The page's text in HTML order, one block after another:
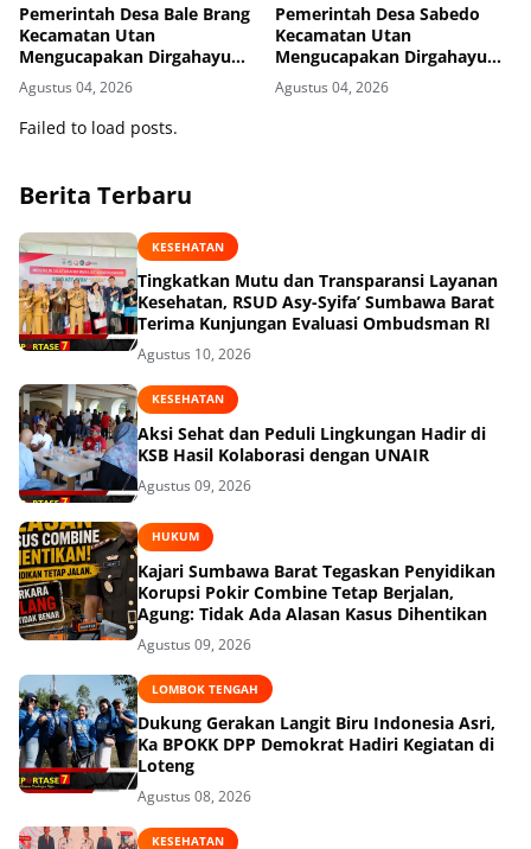
Pemerintah Desa Bale Brang
Kecamatan Utan
Mengucapakan Dirgahayu
Republik Indonesia ke-81
Agustus 04, 2026
Pemerintah Desa Sabedo
Kecamatan Utan
Mengucapakan Dirgahayu
Republik Indonesia ke-81
Agustus 04, 2026
Failed to load posts.
Berita Terbaru
KESEHATAN
Tingkatkan Mutu dan Transparansi Layanan
Kesehatan, RSUD Asy-Syifa’ Sumbawa Barat
Terima Kunjungan Evaluasi Ombudsman RI
Agustus 10, 2026
KESEHATAN
Aksi Sehat dan Peduli Lingkungan Hadir di
KSB Hasil Kolaborasi dengan UNAIR
Agustus 09, 2026
HUKUM
Kajari Sumbawa Barat Tegaskan Penyidikan
Korupsi Pokir Combine Tetap Berjalan,
Agung: Tidak Ada Alasan Kasus Dihentikan
Agustus 09, 2026
LOMBOK TENGAH
Dukung Gerakan Langit Biru Indonesia Asri,
Ka BPOKK DPP Demokrat Hadiri Kegiatan di
Loteng
Agustus 08, 2026
KESEHATAN